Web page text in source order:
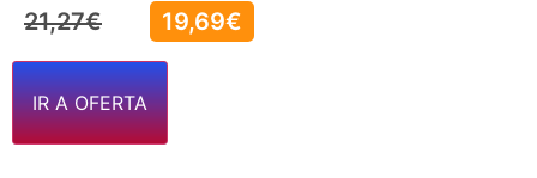
21,27€ 19,69€
IR A OFERTA